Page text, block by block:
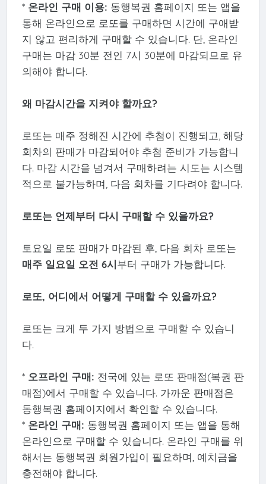
* 온라인 구매 이용: 동행복권 홈페이지 또는 앱을
통해 온라인으로 로또를 구매하면 시간에 구애받
지 않고 편리하게 구매할 수 있습니다. 단, 온라인
구매는 마감 30분 전인 7시 30분에 마감되므로 유
의해야 합니다.
왜 마감시간을 지켜야 할까요?
로또는 매주 정해진 시간에 추첨이 진행되고, 해당
회차의 판매가 마감되어야 추첨 준비가 가능합니
다. 마감 시간을 넘겨서 구매하려는 시도는 시스템
적으로 불가능하며, 다음 회차를 기다려야 합니다.
로또는 언제부터 다시 구매할 수 있을까요?
토요일 로또 판매가 마감된 후, 다음 회차 로또는
매주 일요일 오전 6시부터 구매가 가능합니다.
로또, 어디에서 어떻게 구매할 수 있을까요?
로또는 크게 두 가지 방법으로 구매할 수 있습니
다.
* 오프라인 구매: 전국에 있는 로또 판매점(복권 판
매점)에서 구매할 수 있습니다. 가까운 판매점은
동행복권 홈페이지에서 확인할 수 있습니다.
* 온라인 구매: 동행복권 홈페이지 또는 앱을 통해
온라인으로 구매할 수 있습니다. 온라인 구매를 위
해서는 동행복권 회원가입이 필요하며, 예치금을
충전해야 합니다.